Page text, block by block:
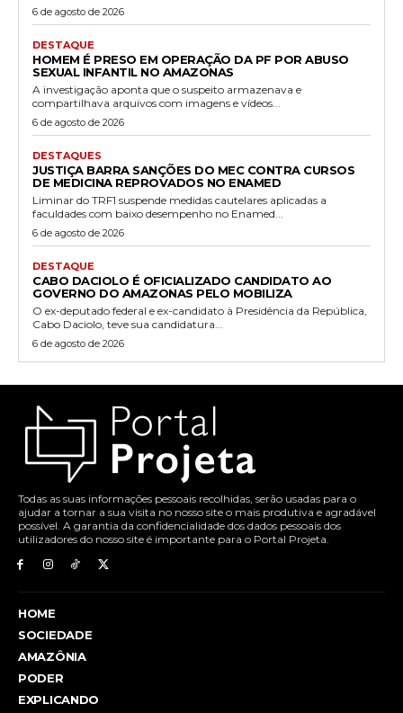
6 de agosto de 2026
DESTAQUE
HOMEM É PRESO EM OPERAÇÃO DA PF POR ABUSO
SEXUAL INFANTIL NO AMAZONAS
A investigação aponta que o suspeito armazenava e
compartilhava arquivos com imagens e vídeos...
6 de agosto de 2026
DESTAQUES
JUSTIÇA BARRA SANÇÕES DO MEC CONTRA CURSOS
DE MEDICINA REPROVADOS NO ENAMED
Liminar do TRF1 suspende medidas cautelares aplicadas a
faculdades com baixo desempenho no Enamed...
6 de agosto de 2026
DESTAQUE
CABO DACIOLO É OFICIALIZADO CANDIDATO AO
GOVERNO DO AMAZONAS PELO MOBILIZA
O ex-deputado federal e ex-candidato à Presidência da República,
Cabo Daciolo, teve sua candidatura...
6 de agosto de 2026
Todas as suas informações pessoais recolhidas, serão usadas para o
ajudar a tornar a sua visita no nosso site o mais produtiva e agradável
possível. A garantia da confidencialidade dos dados pessoais dos
utilizadores do nosso site é importante para o Portal Projeta.
HOME
SOCIEDADE
AMAZÔNIA
PODER
EXPLICANDO